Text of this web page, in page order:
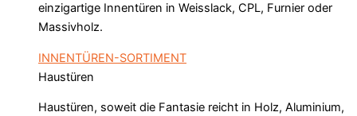
einzigartige Innentüren in Weisslack, CPL, Furnier oder
Massivholz.
INNENTÜREN-SORTIMENT
Haustüren
Haustüren, soweit die Fantasie reicht in Holz, Aluminium,